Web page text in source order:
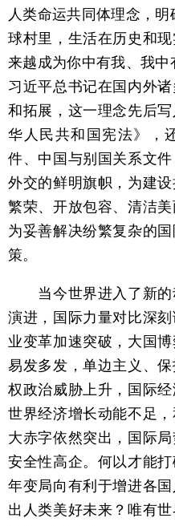
人类命运共同体理念，
球村里，生活在历史和
来越成为你中有我、我中
习近平总书记在国内外
和拓展，这一理念先后
华人民共和国宪法》，
件、中国与别国关系文
外交的鲜明旗帜，为建
繁荣、开放包容、清洁
为妥善解决纷繁复杂的
策。
当今世界进入了新的
演进，国际力量对比深
业变革加速突破，大国
易发多发，单边主义、
权政治威胁上升，国际
世界经济增长动能不足
大赤字依然突出，国际
安全性高企。何以才能
年变局向有利于增进各
出人类美好未来？唯有